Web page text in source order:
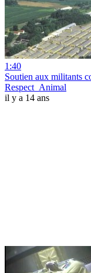
1:40
Soutien aux militants
Respect_Animal
il y a 14 ans